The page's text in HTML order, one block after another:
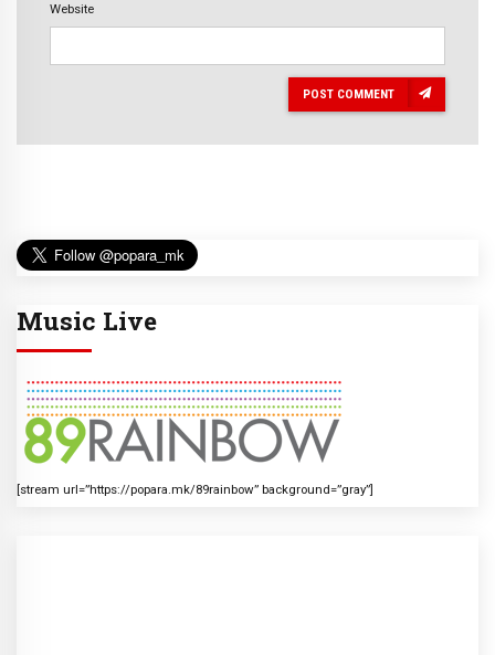
Website
POST COMMENT
Music Live
[stream url=”https://popara.mk/89rainbow” background=”gray”]